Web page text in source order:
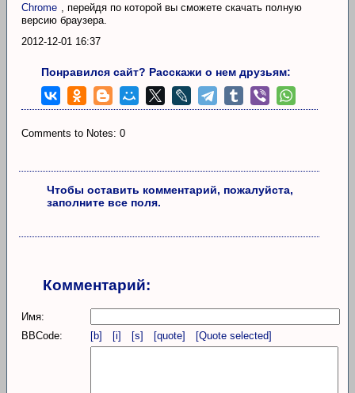
Chrome , перейдя по которой вы сможете скачать полную
версию браузера.
2012-12-01 16:37
Понравился сайт? Расскажи о нем друзьям:
Comments to Notes: 0
Чтобы оставить комментарий, пожалуйста,
заполните все поля.
Комментарий:
Имя:
BBCode:
[b] [i] [s] [quote] [Quote selected]